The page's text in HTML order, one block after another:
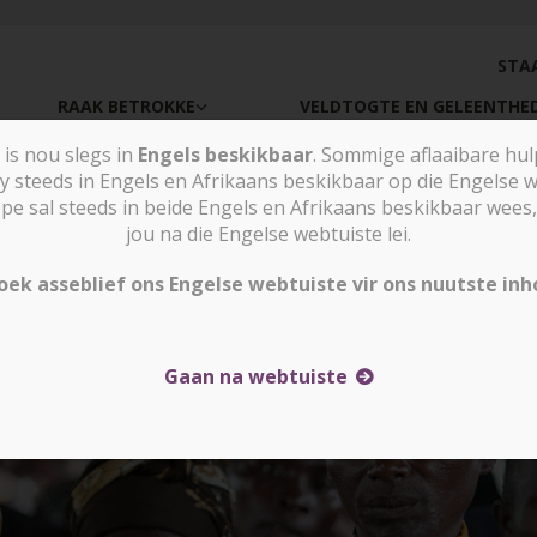
RAAK BETROKKE VELDTOGTE EN
nou slegs in Engels beskikbaar. Sommige aflaaibare
steeds in Engels en Afrikaans beskikbaar op die Engelse
sal steeds in beide Engels en Afrikaans beskikbaar
jou na die Engelse webtuiste lei.
asseblief ons Engelse webtuiste vir ons nuutste
Gaan na webtuiste